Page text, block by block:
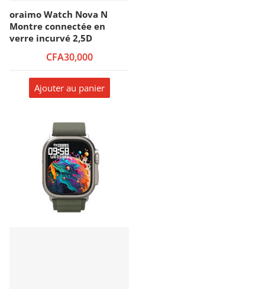
oraimo Watch Nova N
Montre connectée en
verre incurvé 2,5D
CFA30,000
Ajouter au panier